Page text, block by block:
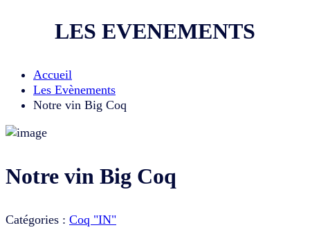
LES EVENEMENTS
Accueil
Les Evènements
Notre vin Big Coq
Notre vin Big Coq
Catégories : Coq "IN"